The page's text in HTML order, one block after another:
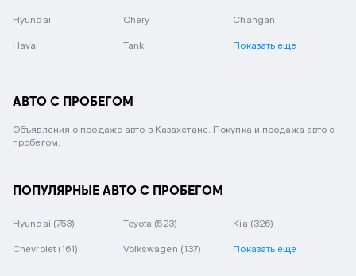
Hyundai Chery Changan
Haval Tank Показать еще
АВТО С ПРОБЕГОМ
Объявления о продаже авто в Казахстане. Покупка и продажа авто с
пробегом.
ПОПУЛЯРНЫЕ АВТО С ПРОБЕГОМ
Hyundai (753) Toyota (523) Kia (326)
Chevrolet (161) Volkswagen (137) Показать еще